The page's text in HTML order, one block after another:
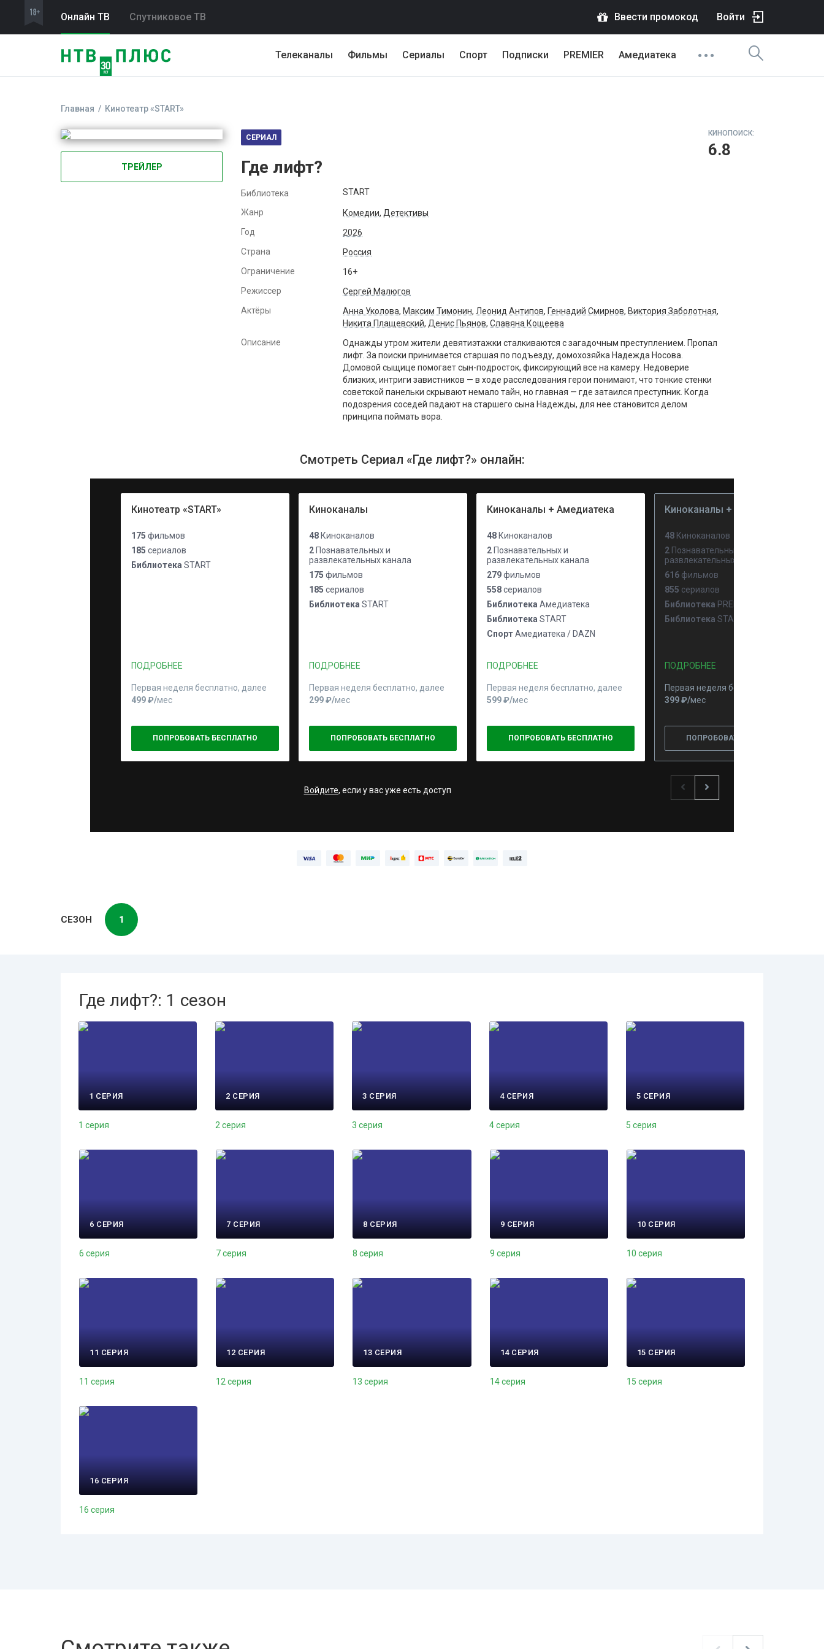
Онлайн ТВ Спутниковое ТВ Ввести промокод Войти
Телеканалы Фильмы Сериалы Спорт Подписки PREMIER Амедиатека
Главная Кинотеатр «START»
ТРЕЙЛЕР
СЕРИАЛ
Где лифт?
Библиотека START
Жанр Комедии, Детективы
Год
2026
Страна
Россия
Ограничение
16+
Режиссер
Сергей Малюгов
Актёры
Анна Уколова, Максим Тимонин, Леонид Антипов, Геннадий Смирнов, Виктория Заболотная,
Никита Плащевский, Денис Пьянов, Славяна Кощеева
Описание
Однажды утром жители девятиэтажки сталкиваются с загадочным преступлением. Пропал
лифт. За поиски принимается старшая по подъезду, домохозяйка Надежда Носова.
Домовой сыщице помогает сын-подросток, фиксирующий все на камеру. Недоверие
близких, интриги завистников — в ходе расследования герои понимают, что тонкие стенки
советской панельки скрывают немало тайн, но главная — где затаился преступник. Когда
подозрения соседей падают на старшего сына Надежды, для нее становится делом
принципа поймать вора.
КИНОПОИСК:
6.8
Смотреть Сериал «Где лифт?» онлайн:
Кинотеатр «START»
175 фильмов
185 сериалов
Библиотека START
ПОДРОБНЕЕ
Первая неделя бесплатно, далее
499 ₽⁠/⁠мес
ПОПРОБОВАТЬ БЕСПЛАТНО
Киноканалы
48 Киноканалов
2 Познавательных и
развлекательных канала
175 фильмов
185 сериалов
Библиотека START
ПОДРОБНЕЕ
Первая неделя бесплатно, далее
299 ₽⁠/⁠мес
ПОПРОБОВАТЬ БЕСПЛАТНО
Киноканалы + Амедиатека
48 Киноканалов
2 Познавательных и
развлекательных канала
279фильмов
558сериалов
Библиотека Амедиатека
Библиотека START
СпортАмедиатека / DAZN
ПОДРОБНЕЕ
Первая неделя бесплатно, далее
599 ₽⁠/⁠мес
ПОПРОБОВАТЬ БЕСПЛАТНО
Киноканалы + PREMIER
48 Киноканалов
2 Познавательных и
развлекательных канала
616 фильмов
855 сериалов
Библиотека PREMIER
Библиотека START
ПОДРОБНЕЕ
Первая неделя бесплатно, далее
399 ₽⁠/⁠мес
ПОПРОБОВАТЬ БЕСПЛАТНО
Войдите, если у вас уже есть доступ
СЕЗОН 1
Где лифт?: 1 сезон
1 СЕРИЯ
1 серия
2 СЕРИЯ
2 серия
3 СЕРИЯ
3 серия
4 СЕРИЯ
4 серия
5 СЕРИЯ
5 серия
6 СЕРИЯ
6 серия
7 СЕРИЯ
7 серия
8 СЕРИЯ
8 серия
9 СЕРИЯ
9 серия
10 СЕРИЯ
10 серия
11 СЕРИЯ
11 серия
12 СЕРИЯ
12 серия
13 СЕРИЯ
13 серия
14 СЕРИЯ
14 серия
15 СЕРИЯ
15 серия
16 СЕРИЯ
16 серия